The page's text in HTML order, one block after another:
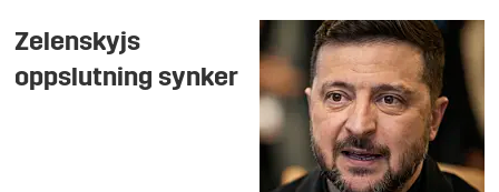
Zelenskyjs
oppslutning synker